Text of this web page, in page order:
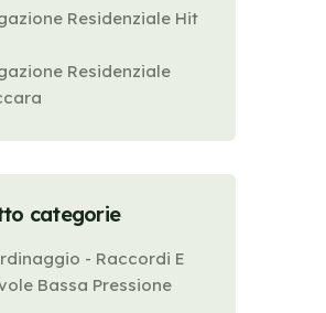
Residenziale Hit
Residenziale
categorie
- Raccordi E
Bassa Pressione